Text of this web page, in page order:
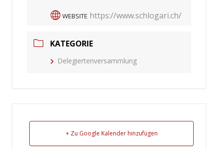
WEBSITE https://www.schlogari.ch/
KATEGORIE
Delegiertenversammlung
+ Zu Google Kalender hinzufügen